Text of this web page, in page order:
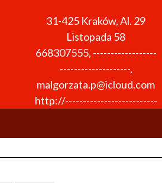
31-425 Kraków,Al. 29
Listopada 58
668307555, ------------------
--------------------,
malgorzata.p@icloud.com
http://--------------------------